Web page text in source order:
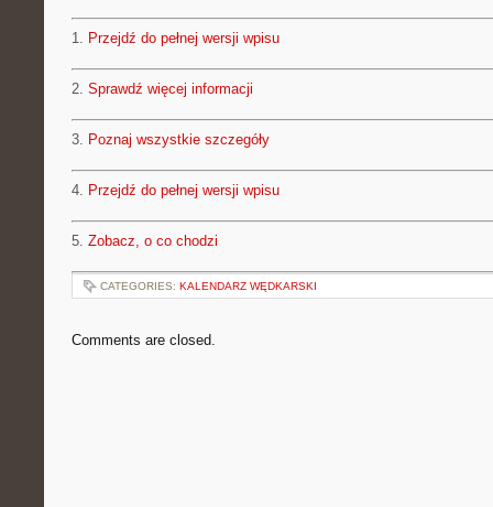
1. Przejdź do pełnej wersji wpisu
2. Sprawdź więcej informacji
3. Poznaj wszystkie szczegóły
4. Przejdź do pełnej wersji wpisu
5. Zobacz, o co chodzi
CATEGORIES: KALENDARZ WĘDKARSKI
Comments are closed.